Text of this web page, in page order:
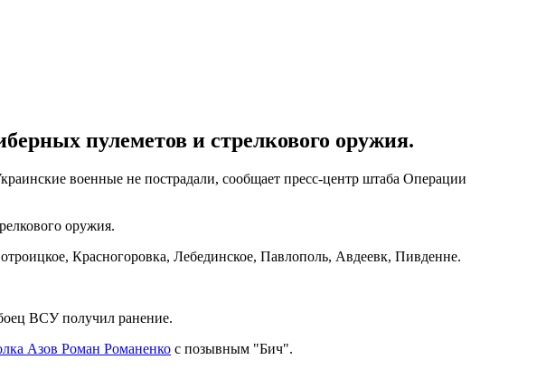
пулеметов и стрелкового оружия.
военные не пострадали, сообщает пресс-центр штаба Операции
оружия.
Красногоровка, Лебединское, Павлополь, Авдеевк, Пивденне.
ВСУ получил ранение.
Азов Роман Романенко с позывным "Бич".